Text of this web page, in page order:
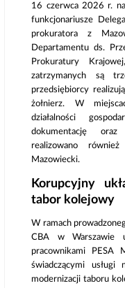
16 czerwca 2026 r.
funkcjonariusze
prokuratora z
Departamentu ds.
Prokuratury
zatrzymanych są
przedsiębiorcy
żołnierz. W
działalności
dokumentację
realizowano
Mazowiecki.
Korupcyjny
tabor kolejowy
W ramach
CBA w Warszawie
pracownikami PESA
świadczącymi
modernizacji taboru